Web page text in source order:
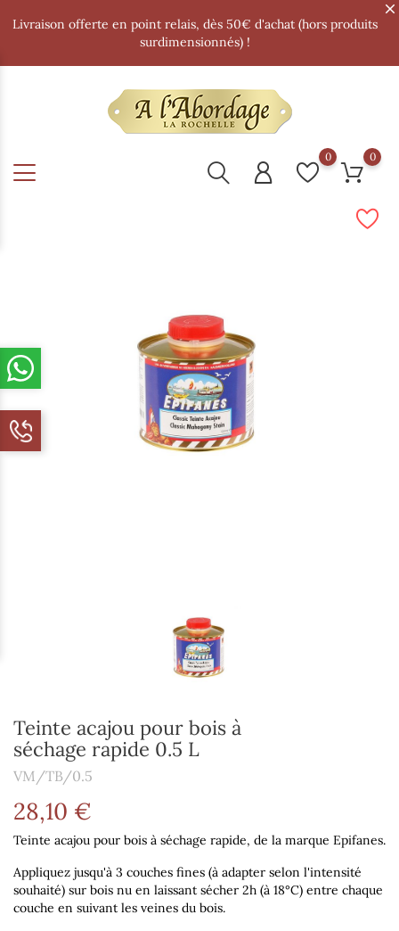
Livraison offerte en point relais, dès 50€ d'achat (hors produits
surdimensionnés) !
0 0
Teinte acajou pour bois à
séchage rapide 0.5 L
VM/TB/0.5
28,10 €
Teinte acajou pour bois à séchage rapide, de la marque Epifanes.
Appliquez jusqu'à 3 couches fines (à adapter selon l'intensité
souhaité) sur bois nu en laissant sécher 2h (à 18°C) entre chaque
couche en suivant les veines du bois.